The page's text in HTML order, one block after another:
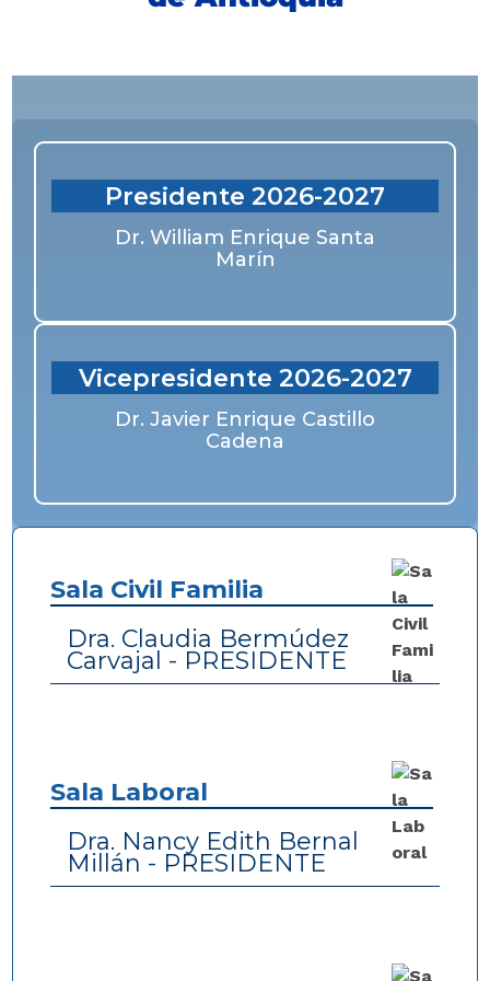
Presidente 2026-2027
Dr. William Enrique Santa
Marín
Vicepresidente 2026-2027
Dr. Javier Enrique Castillo
Cadena
Sala Civil Familia
Dra. Claudia Bermúdez
Carvajal - PRESIDENTE
Sala Laboral
Dra. Nancy Edith Bernal
Millán - PRESIDENTE